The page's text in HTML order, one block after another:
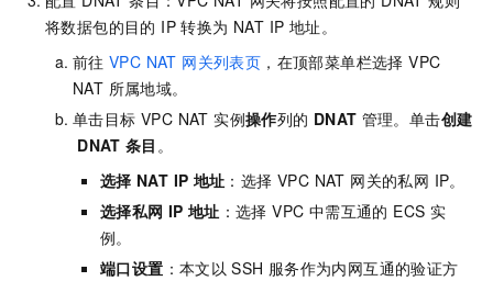
将数据包的目的 IP 转换为 NAT IP 地址。
前往 VPC NAT 网关列表页 ，在顶部菜单栏选择 VPC
NAT 所属地域。
单击目标 VPC NAT 实例操作列的 DNAT 管理。单击创建
DNAT 条目 。
选择 NAT IP 地址 ：选择 VPC NAT 网关的私网 IP。
选择私网 IP 地址 ：选择 VPC 中需互通的 ECS 实
例。
端口设置 ：本文以 SSH 服务作为内网互通的验证方